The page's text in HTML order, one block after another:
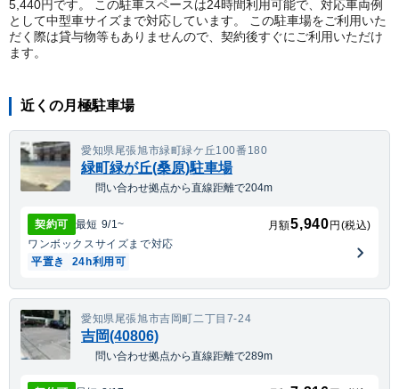
5,440円です。 この駐車スペースは24時間利用可能で、対応車両例
として中型車サイズまで対応しています。 この駐車場をご利用いた
だく際は貸与物等もありませんので、契約後すぐにご利用いただけ
ます。
近くの月極駐車場
愛知県尾張旭市緑町緑ケ丘100番180
緑町緑が丘(桑原)駐車場
問い合わせ拠点から直線距離で204m
契約可 最短 9/1~ 月額5,940円(税込)
ワンボックス サイズまで対応
平置き
24h利用可
愛知県尾張旭市吉岡町二丁目7-24
吉岡(40806)
問い合わせ拠点から直線距離で289m